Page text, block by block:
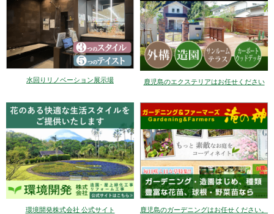
水回りリノベーション展示場 鹿児島のエクステリアはお任せください
環境開発株式会社 公式サイト 鹿児島のガーデニングはお任せください。